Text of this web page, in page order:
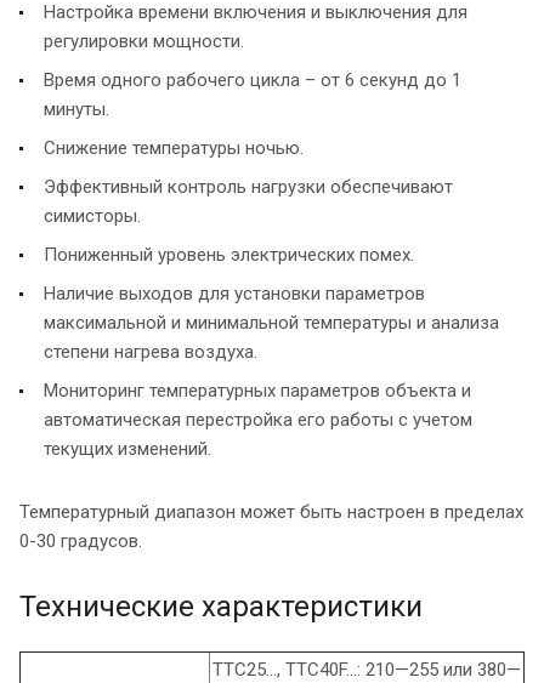
Настройка времени включения и выключения для
регулировки мощности.
Время одного рабочего цикла – от 6 секунд до 1
минуты.
Снижение температуры ночью.
Эффективный контроль нагрузки обеспечивают
симисторы.
Пониженный уровень электрических помех.
Наличие выходов для установки параметров
максимальной и минимальной температуры и анализа
степени нагрева воздуха.
Мониторинг температурных параметров объекта и
автоматическая перестройка его работы с учетом
текущих изменений.
Температурный диапазон может быть настроен в пределах
0-30 градусов.
Технические характеристики
TTC25…, TTC40F…: 210—255 или 380—